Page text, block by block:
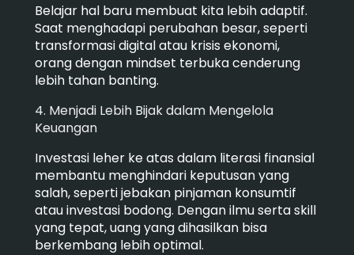
Belajar hal baru membuat kita lebih adaptif.
Saat menghadapi perubahan besar, seperti
transformasi digital atau krisis ekonomi,
orang dengan mindset terbuka cenderung
lebih tahan banting.
4. Menjadi Lebih Bijak dalam Mengelola
Keuangan
Investasi leher ke atas dalam literasi finansial
membantu menghindari keputusan yang
salah, seperti jebakan pinjaman konsumtif
atau investasi bodong. Dengan ilmu serta skill
yang tepat, uang yang dihasilkan bisa
berkembang lebih optimal.